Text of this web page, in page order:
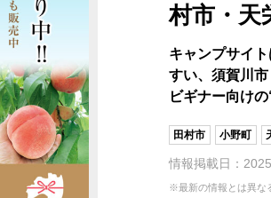
村市・天
キャンプサイ
すい、須賀川
ビギナー向け
田村市 小野町
情報掲載日：
※最新の情報とは異な